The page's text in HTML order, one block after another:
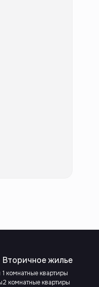
Вторичное жилье
1 комнатные квартиры
2 комнатные квартиры